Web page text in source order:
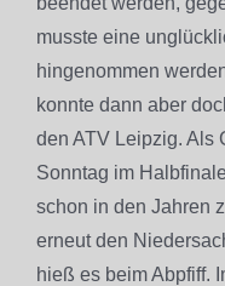
musste eine
hingenommen
konnte dann aber
den ATV Leipzig. Als
Sonntag im
schon in den Jahren
erneut den
hieß es beim Abpfiff.